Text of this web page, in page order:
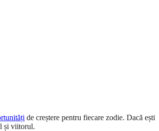
de creștere pentru fiecare zodie. Dacă ești
și viitorul.